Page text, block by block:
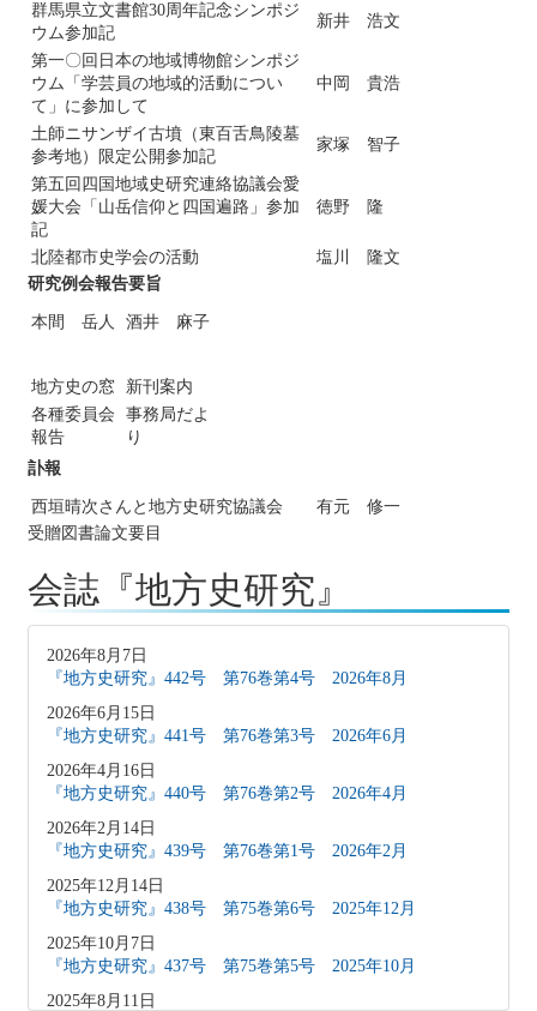
群馬県立文書館30周年記念シンポジ
ウム参加記
新井 浩文
第一〇回日本の地域博物館シンポジ
ウム「学芸員の地域的活動につい
て」に参加して
中岡 貴浩
土師ニサンザイ古墳（東百舌鳥陵墓
参考地）限定公開参加記
家塚 智子
第五回四国地域史研究連絡協議会愛
媛大会「山岳信仰と四国遍路」参加
記
徳野 隆
北陸都市史学会の活動
塩川 隆文
研究例会報告要旨
本間 岳人 酒井 麻子
地方史の窓
新刊案内
各種委員会
報告
事務局だよ
り
訃報
西垣晴次さんと地方史研究協議会
有元 修一
受贈図書論文要目
会誌『地方史研究』
2026年8月7日
『地方史研究』442号 第76巻第4号 2026年8月
2026年6月15日
『地方史研究』441号 第76巻第3号 2026年6月
2026年4月16日
『地方史研究』440号 第76巻第2号 2026年4月
2026年2月14日
『地方史研究』439号 第76巻第1号 2026年2月
2025年12月14日
『地方史研究』438号 第75巻第6号 2025年12月
2025年10月7日
『地方史研究』437号 第75巻第5号 2025年10月
2025年8月11日